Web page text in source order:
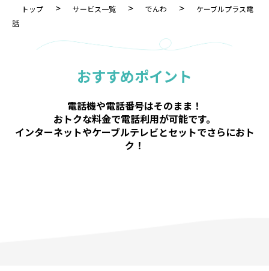
トップ > サービス一覧 > でんわ >
ケーブルプラス電
話
おすすめポイント
電話機や電話番号はそのまま！
おトクな料金で電話利用が可能です。
インターネットやケーブルテレビとセットでさらにおト
ク！